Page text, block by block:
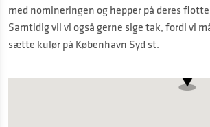
med nomineringen og hepper på deres
Samtidig vil vi også gerne sige tak, fordi vi
sætte kulør på København Syd st.